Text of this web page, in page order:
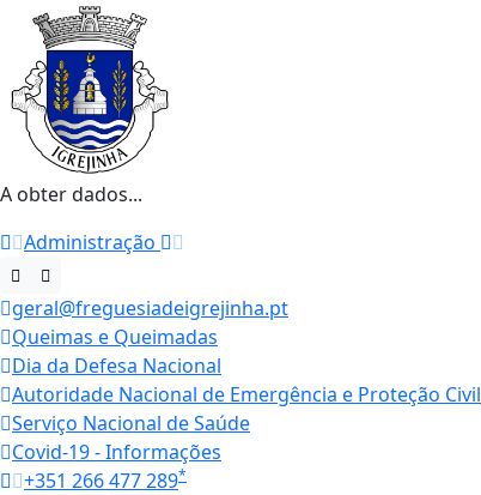
A obter dados...
Administração
geral@freguesiadeigrejinha.pt
Queimas e Queimadas
Dia da Defesa Nacional
Autoridade Nacional de Emergência e Proteção Civil
Serviço Nacional de Saúde
Covid-19 - Informações
+351 266 477 289*